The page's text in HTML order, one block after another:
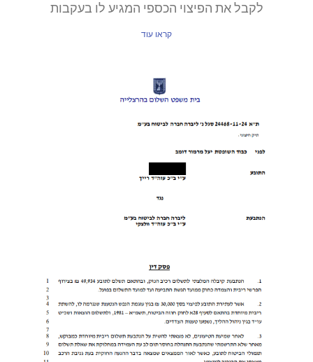
לקבל את הפיצוי הכספי המגיע לו בעקבות
קראו עוד